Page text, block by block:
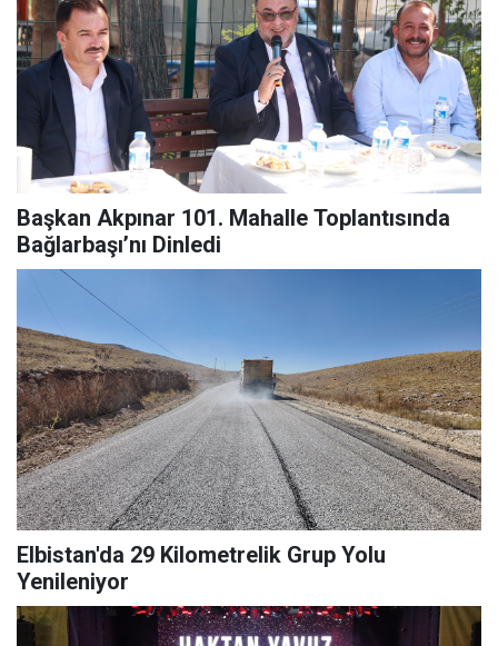
Başkan Akpınar 101. Mahalle Toplantısında
Bağlarbaşı’nı Dinledi
Elbistan'da 29 Kilometrelik Grup Yolu
Yenileniyor